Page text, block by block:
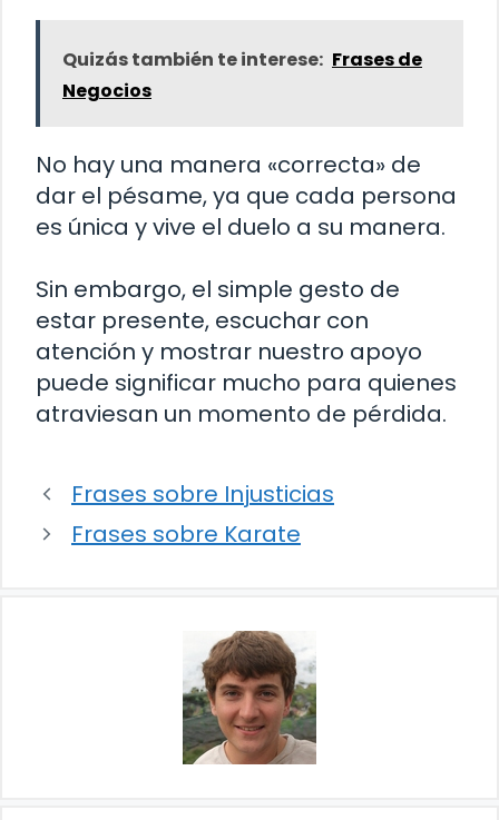
Quizás también te interese: Frases de
Negocios
No hay una manera «correcta» de
dar el pésame, ya que cada persona
es única y vive el duelo a su manera.
Sin embargo, el simple gesto de
estar presente, escuchar con
atención y mostrar nuestro apoyo
puede significar mucho para quienes
atraviesan un momento de pérdida.
Frases sobre Injusticias
Frases sobre Karate